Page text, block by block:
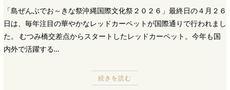
「島ぜんぶでお～きな祭沖縄国際文化祭２０２６」最終日の４月２６
日は、毎年注目の華やかなレッドカーペットが国際通りで行われまし
た。 むつみ橋交差点からスタートしたレッドカーペット。今年も国
内外で活躍する…
続きを読む